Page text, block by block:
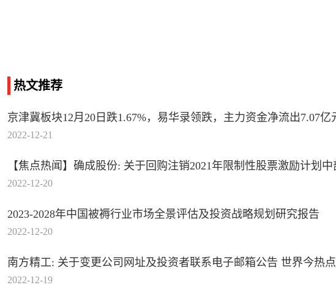
热文推荐
京津冀板块12月20日跌1.67%，易华录领跌，主力资金净流出7.07亿
2022-12-21
【焦点热闻】确成股份: 关于回购注销2021年限制性股票激励计划
2022-12-20
2023-2028年中国被褥行业市场全景评估及投资战略规划研究报告
2022-12-20
南方精工: 关于变更公司网址及投资者联系电子邮箱公告 世界今热点
2022-12-19